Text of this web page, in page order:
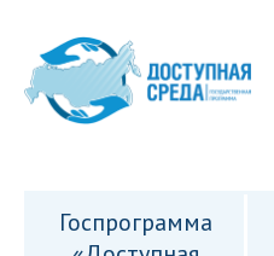
Госпрограмма